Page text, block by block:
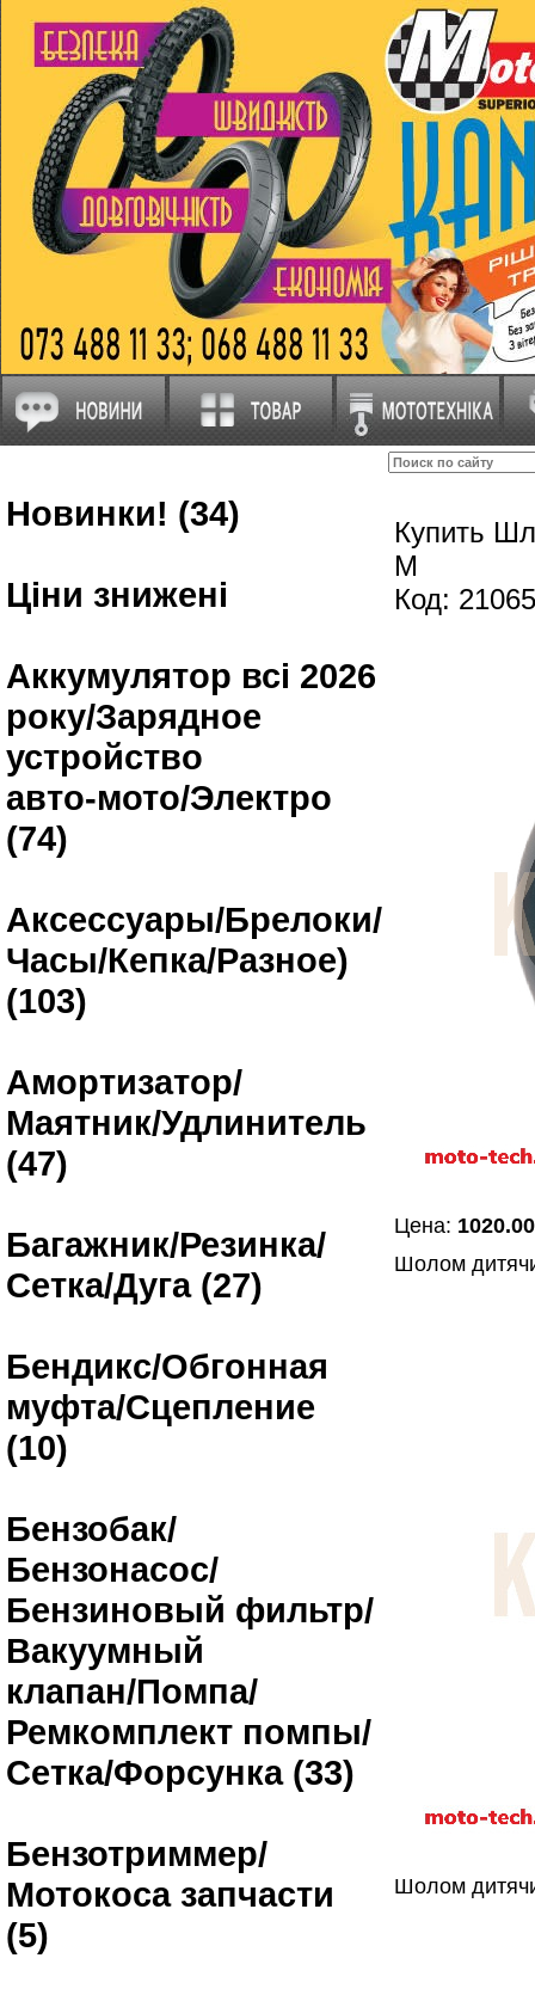
Новинки! (34)
Ціни знижені
Аккумулятор всі 2026
року/Зарядное
устройство
авто-мото/Электро
(74)
Аксессуары/Брелоки/
Часы/Кепка/Разное)
(103)
Амортизатор/
Маятник/Удлинитель
(47)
Багажник/Резинка/
Сетка/Дуга (27)
Бендикс/Обгонная
муфта/Сцепление
(10)
Бензобак/
Бензонасос/
Бензиновый фильтр/
Вакуумный
клапан/Помпа/
Ремкомплект помпы/
Сетка/Форсунка (33)
Бензотриммер/
Мотокоса запчасти
(5)
Купить
M
Код:
Цена: 1020.00
Шолом
Шолом